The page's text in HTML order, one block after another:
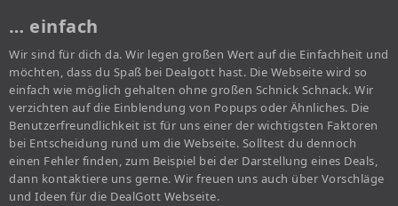
… einfach
Wir sind für dich da. Wir legen großen Wert auf die Einfachheit und
möchten, dass du Spaß bei Dealgott hast. Die Webseite wird so
einfach wie möglich gehalten ohne großen Schnick Schnack. Wir
verzichten auf die Einblendung von Popups oder Ähnliches. Die
Benutzerfreundlichkeit ist für uns einer der wichtigsten Faktoren
bei Entscheidung rund um die Webseite. Solltest du dennoch
einen Fehler finden, zum Beispiel bei der Darstellung eines Deals,
dann kontaktiere uns gerne. Wir freuen uns auch über Vorschläge
und Ideen für die DealGott Webseite.